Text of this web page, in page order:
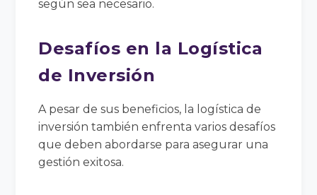
según sea necesario.
Desafíos en la Logística
de Inversión
A pesar de sus beneficios, la logística de
inversión también enfrenta varios desafíos
que deben abordarse para asegurar una
gestión exitosa.